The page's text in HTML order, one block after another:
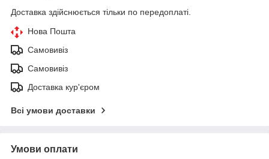
Доставка здійснюється тільки по передоплаті.
Нова Пошта
Самовивіз
Самовивіз
Доставка кур'єром
Всі умови доставки
Умови оплати